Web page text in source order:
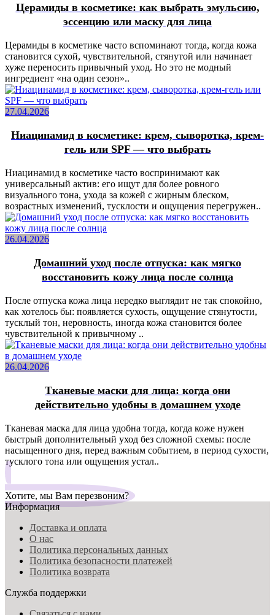
Церамиды в косметике: как выбрать эмульсию,
эссенцию или маску для лица
Церамиды в косметике часто вспоминают тогда, когда кожа
становится сухой, чувствительной, стянутой или начинает
хуже переносить привычный уход. Но это не модный
ингредиент «на один сезон»..
27.04.2026
Ниацинамид в косметике: крем, сыворотка, крем-
гель или SPF — что выбрать
Ниацинамид в косметике часто воспринимают как
универсальный актив: его ищут для более ровного
визуального тона, ухода за кожей с жирным блеском,
возрастных изменений, тусклости и ощущения перегружен..
26.04.2026
Домашний уход после отпуска: как мягко
восстановить кожу лица после солнца
После отпуска кожа лица нередко выглядит не так спокойно,
как хотелось бы: появляется сухость, ощущение стянутости,
тусклый тон, неровность, иногда кожа становится более
чувствительной к привычному ..
26.04.2026
Тканевые маски для лица: когда они
действительно удобны в домашнем уходе
Тканевая маска для лица удобна тогда, когда коже нужен
быстрый дополнительный уход без сложной схемы: после
насыщенного дня, перед важным событием, в период сухости,
тусклого тона или ощущения устал..
Хотите, мы Вам перезвоним?
Информация
Доставка и оплата
О нас
Политика персональных данных
Политика безопасности платежей
Политика возврата
Служба поддержки